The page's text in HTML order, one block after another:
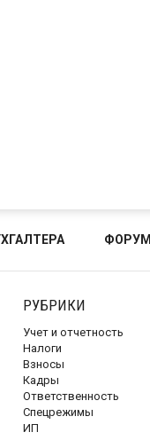
ФОРУМ
РУБРИКИ
Учет и отчетность
Налоги
Взносы
Кадры
Ответственность
Спецрежимы
ИП